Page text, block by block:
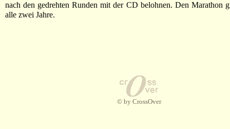
nach den gedrehten Runden mit der CD belohnen. Den Marathon
alle zwei Jahre.
© by CrossOver